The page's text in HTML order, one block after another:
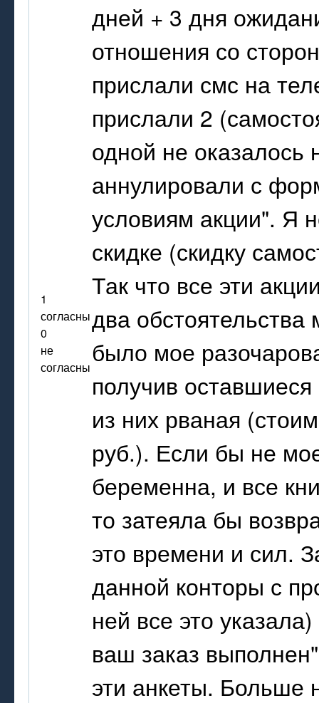
1
согласны
0
не
согласны
дней + 3 дня
отношения со
прислали смс на
прислали 2
одной не оказалось
аннулировали с
условиям акции". Я
скидке (скидку
Так что все эти
два
было мое
получив
из них рваная
руб.). Если бы не
беременна, и все
то затеяла бы
это времени и сил.
данной конторы с
ней все это
ваш заказ
эти анкеты. Больше